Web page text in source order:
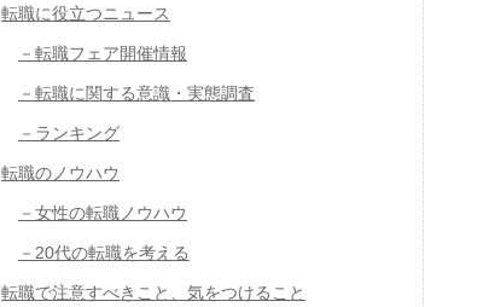
転職に役立つニュース
－転職フェア開催情報
－転職に関する意識・実態調査
－ランキング
転職のノウハウ
－女性の転職ノウハウ
－20代の転職を考える
転職で注意すべきこと、気をつけること